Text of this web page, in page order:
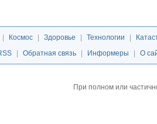
| Космос | Здоровье | Технологии |
| Обратная связь | Информеры | О
При полном или